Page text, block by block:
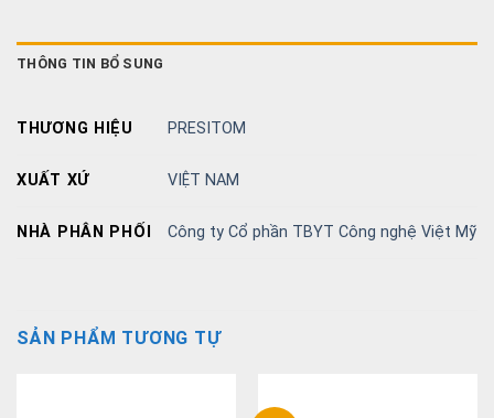
THÔNG TIN BỔ SUNG
THƯƠNG HIỆU PRESITOM
XUẤT XỨ VIỆT NAM
NHÀ PHÂN PHỐI Công ty Cổ phần TBYT Công nghệ Việt Mỹ
SẢN PHẨM TƯƠNG TỰ